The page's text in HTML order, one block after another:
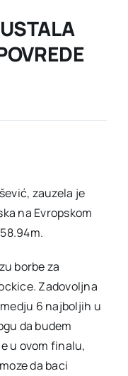
zauzela je
na Evropskom
borbe za
Zadovoljna
6 najboljih u
da budem
u ovom finalu,
da baci